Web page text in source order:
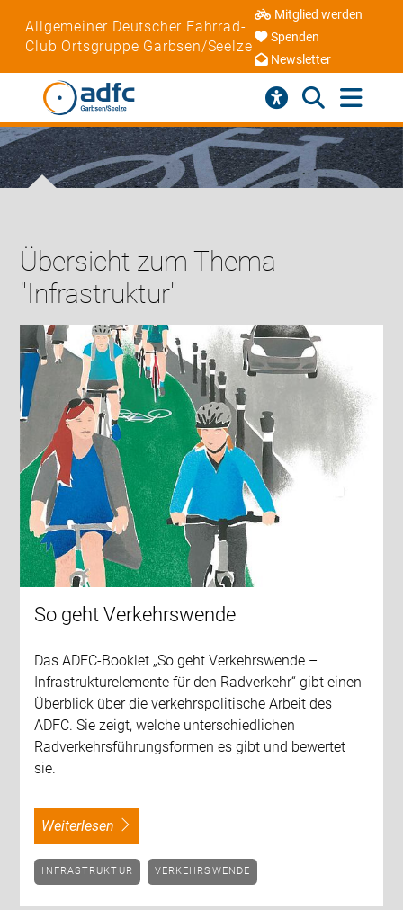
Allgemeiner Deutscher Fahrrad-
Club Ortsgruppe Garbsen/Seelze
Mitglied werden
Spenden
Newsletter
Übersicht zum Thema
"Infrastruktur"
So geht Verkehrswende
Das ADFC-Booklet „So geht Verkehrswende –
Infrastrukturelemente für den Radverkehr“ gibt einen
Überblick über die verkehrspolitische Arbeit des
ADFC. Sie zeigt, welche unterschiedlichen
Radverkehrsführungsformen es gibt und bewertet
sie.
weiterlesen
INFRASTRUKTUR VERKEHRSWENDE